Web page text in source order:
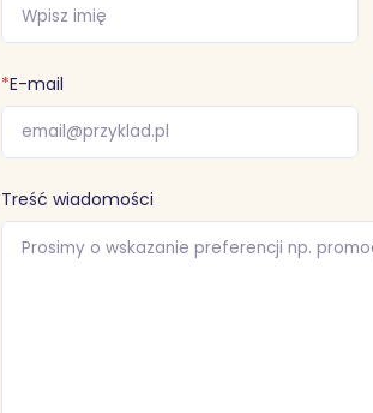
*E-mail
Treść wiadomości